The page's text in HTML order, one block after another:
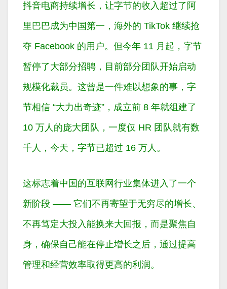
抖音电商持续增长，让字节的收入超过了阿
里巴巴成为中国第一，海外的 TikTok 继续抢
夺 Facebook 的用户。但今年 11 月起，字节
暂停了大部分招聘，目前部分团队开始启动
规模化裁员。这曾是一件难以想象的事，字
节相信 “大力出奇迹”，成立前 8 年就组建了
10 万人的庞大团队，一度仅 HR 团队就有数
千人，今天，字节已超过 16 万人。
这标志着中国的互联网行业集体进入了一个
新阶段 —— 它们不再寄望于无穷尽的增长、
不再笃定大投入能换来大回报，而是聚焦自
身，确保自己能在停止增长之后，通过提高
管理和经营效率取得更高的利润。